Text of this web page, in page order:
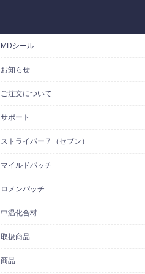
MDシール
お知らせ
ご注文について
サポート
ストライパー７（セブン）
マイルドパッチ
ロメンパッチ
中温化合材
取扱商品
商品